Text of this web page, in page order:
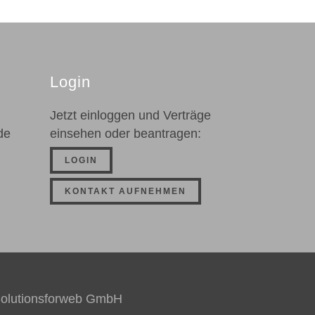
Login
Jetzt einloggen und Verträge
einsehen oder beantragen:
LOGIN
KONTAKT AUFNEHMEN
GmbH